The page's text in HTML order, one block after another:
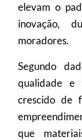
elevam o
inovação,
moradores.
Segundo
qualidade e
crescido de
que